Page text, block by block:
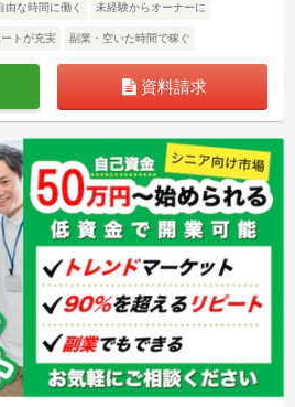
由な時間に働く 未経験からオーナーに
トが充実 副業・空いた時間で稼ぐ
資料請求